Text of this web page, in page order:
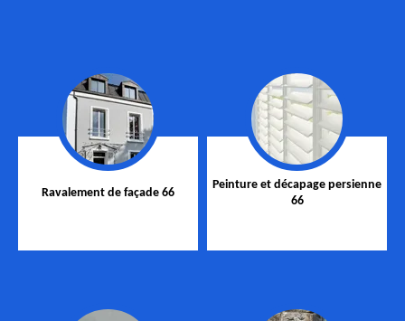
Ravalement de façade 66
Peinture et décapage persienne
66